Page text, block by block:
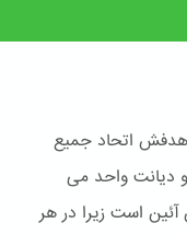
اتحاد جمیع
و دیانت واحد می
است زیرا در هر